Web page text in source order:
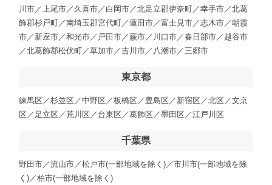
川市／上尾市／久喜市／白岡市／北足立郡伊奈町／幸手市／北葛
飾郡杉戸町／南埼玉郡宮代町／蓮田市／富士見市／志木市／朝霞
市／新座市／和光市／戸田市／蕨市／川口市／春日部市／越谷市
／北葛飾郡松伏町／草加市／吉川市／八潮市／三郷市
東京都
練馬区／杉並区／中野区／板橋区／豊島区／新宿区／北区／文京
区／足立区／荒川区／台東区／葛飾区／墨田区／江戸川区
千葉県
野田市／流山市／松戸市(一部地域を除く)／市川市(一部地域を除
く)／柏市(一部地域を除く)